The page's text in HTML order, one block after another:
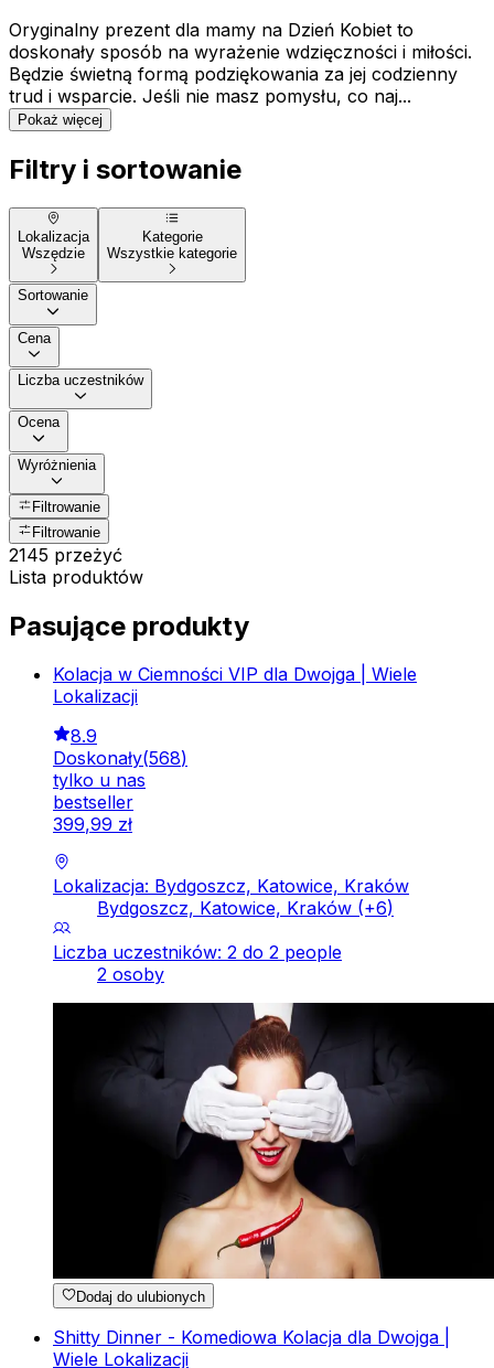
Oryginalny prezent dla mamy na Dzień Kobiet to
doskonały sposób na wyrażenie wdzięczności i miłości.
Będzie świetną formą podziękowania za jej codzienny
trud i wsparcie. Jeśli nie masz pomysłu, co naj...
Pokaż więcej
Filtry i sortowanie
Lokalizacja
Wszędzie
Kategorie
Wszystkie kategorie
Sortowanie
Cena
Liczba uczestników
Ocena
Wyróżnienia
Filtrowanie
Filtrowanie
2145 przeżyć
Lista produktów
Pasujące produkty
Kolacja w Ciemności VIP dla Dwojga | Wiele
Lokalizacji
8.9
Doskonały(568)
tylko u nas
bestseller
399,99 zł
Lokalizacja: Bydgoszcz, Katowice, Kraków
Bydgoszcz, Katowice, Kraków (+6)
Liczba uczestników: 2 do 2 people
2 osoby
Dodaj do ulubionych
Shitty Dinner - Komediowa Kolacja dla Dwojga |
Wiele Lokalizacji